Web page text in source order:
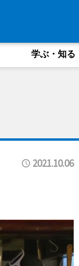
学ぶ・知る
2021.10.06